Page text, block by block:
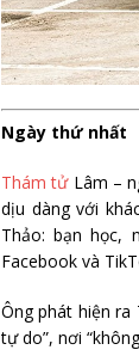
Ngày thứ nhất
Thám tửLâm –
dịu dàng với
Thảo: bạn học,
Facebook và
Ông phát hiện
tự do”, nơi